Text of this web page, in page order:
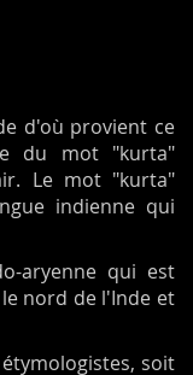
d'où provient ce
du mot "kurta"
Le mot "kurta"
indienne qui
aryenne qui est
nord de l'Inde et
soit